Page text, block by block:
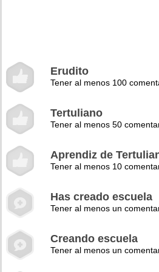
Erudito
Tener al menos 100
Tertuliano
Tener al menos 50
Aprendiz de
Tener al menos 10
Has creado escuela
Tener al menos un
Creando escuela
Tener al menos un